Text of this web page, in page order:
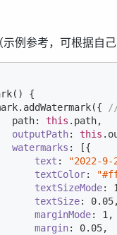
示例参考，可根据自
{
//
path:
this .path,
outputPath: this
watermarks : [{
text :
"2022-
textColor:
textSizeMode:
textSize: 0.05
marginMode: 1 ,
margin: 0.05,